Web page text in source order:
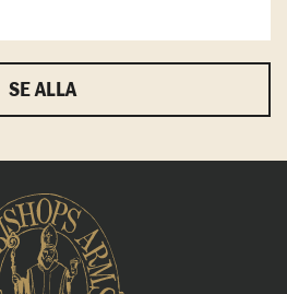
SE ALLA